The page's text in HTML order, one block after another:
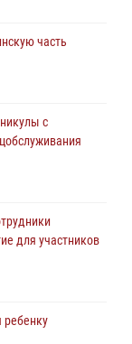
Виктор Золотов
часть
с
для участников
ребенку